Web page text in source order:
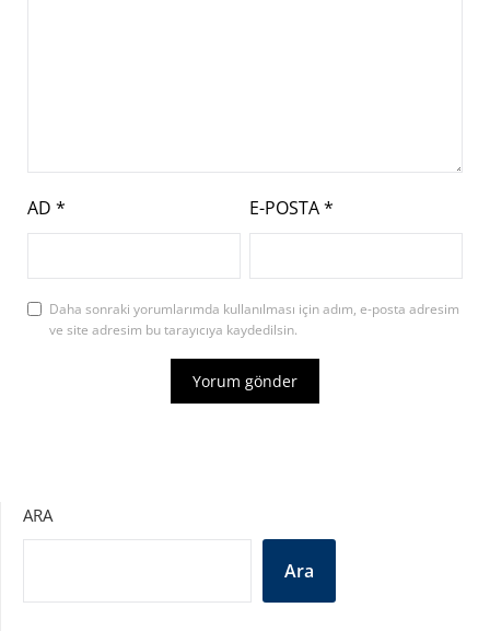
AD * E-POSTA*
Daha sonraki yorumlarımda kullanılması için adım, e-posta adresim
ve site adresim bu tarayıcıya kaydedilsin.
ARA
Ara